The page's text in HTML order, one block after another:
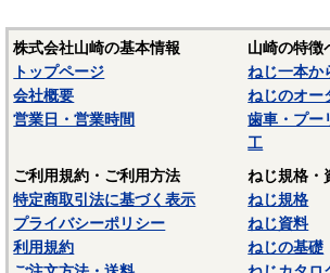
優れたポリアミドの性質を活かし組成中に
に分散させ、浮遊状態にある黒鉛粒子をテ
状の黒鉛層となるよう製造されたものです
ープ変形はほとんどなく、耐クリープ性、
れておりスラストワッシャーとして各種構
いられています。
（以上はサンコーインダストリー様資料抜粋
表面処理：生地
表面処理を施していない、素材そのまま
株式会社山崎の基本情報
トップページ
会社概要
営業日・営業時間
山崎の特徴
ねじ一本か
ねじのオー
歯車・プー
工
ご利用規約・ご利用方法
特定商取引法に基づく表示
プライバシーポリシー
利用規約
ねじ規格・
ねじ規格
ねじ資料
ねじの基礎